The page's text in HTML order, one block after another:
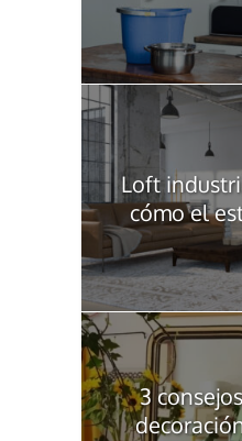
Loft
cómo el
3